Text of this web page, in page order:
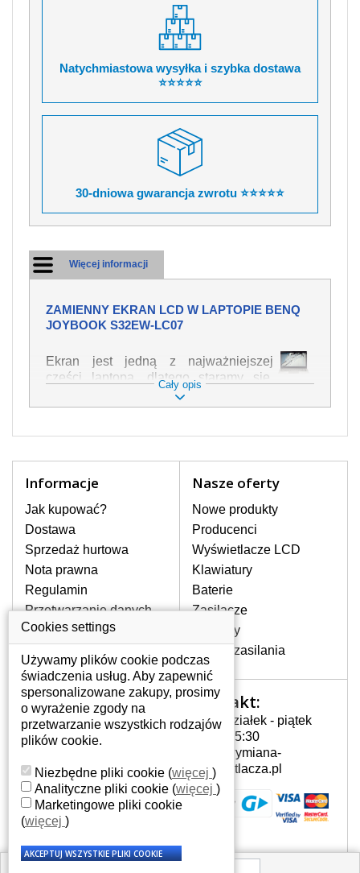
Natychmiastowa wysyłka i szybka dostawa
⭐⭐⭐⭐⭐
30-dniowa gwarancja zwrotu ⭐⭐⭐⭐⭐
Więcej informacji
ZAMIENNY EKRAN LCD W LAPTOPIE BENQ
JOYBOOK S32EW-LC07
Ekran jest jedną z najważniejszej
części laptopa, dlatego staramy się,
żeby był jak najwyższej jakości. Służy
on do wyświetlania tekstu lub obrazu w
z nim z jak największą ostrożnością. Do
zaliczyć uszkodzenia mechaniczne np.
rozbity lub pęknięty ekran, następnie
pojawiające się pionowe pasy, ciemny
ekran, migotanie lub nierównomierną
jasność ekranu.
NAJWYZSZEJ JAKOŚCI!
W naszym magazynie przez
cały okres gwarancji posiadamy
wyłącznie wysokiej jakości
oryginalne matryce klasy A+ bez
wadliwych pikseli.
JAK WYBRAĆ ODPOWIEDNI EKRAN
DO LAPTOPA BENQ JOYBOOK
Odpowiedni ekran można dobrać do
konkretnego modelu laptopa, którego
oznaczenie można znaleźć na naklejce
na spodzie laptopa lub pod baterią, bywa
obudowie klawiatury. Jeżeli zepsuty lub
Cały opis
Informacje
Jak kupować?
Dostawa
Sprzedaż hurtowa
Nota prawna
Regulamin
Przetwarzanie danych
osobowych
Gdzie nas znajdziesz
Nasze oferty
Nowe produkty
Producenci
Wyświetlacze LCD
Klawiatury
Baterie
Zasilacze
Zawiasy
Złącza zasilania
Twoje konto
Twoje konto
Dane osobowe
Adresy
Historia zamówień
Kontakt:
Poniedziałek - piątek
7:00 - 15:30
info@wymiana-
wyswietlacza.pl
Cookies settings
Używamy plików cookie podczas
świadczenia usług. Aby zapewnić
spersonalizowane zakupy, prosimy
o wyrażenie zgody na
przetwarzanie wszystkich rodzajów
plików cookie.
Niezbędne pliki cookie (więcej )
Analityczne pliki cookie (więcej )
Marketingowe pliki cookie
(więcej )